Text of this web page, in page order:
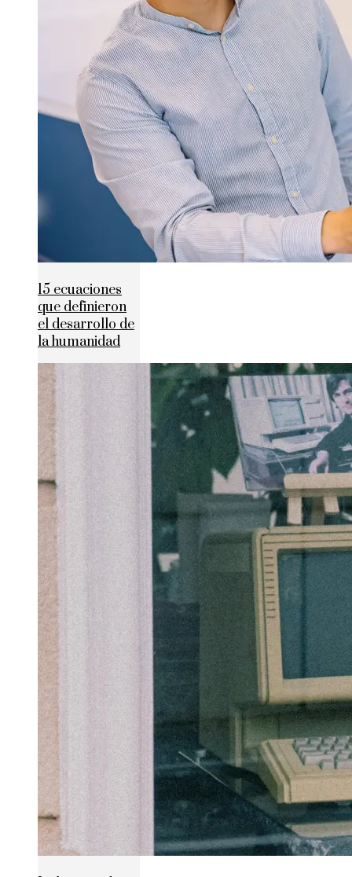
15 ecuaciones
que definieron
el desarrollo de
la humanidad